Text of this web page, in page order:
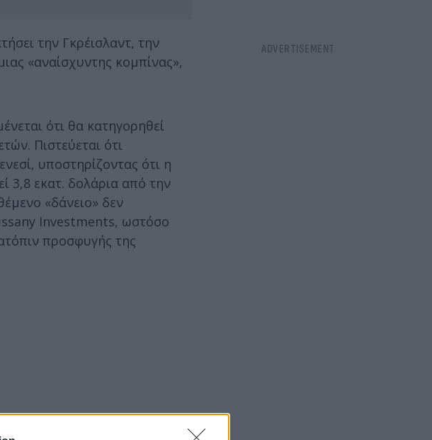
την Γκρέισλαντ, την
«αναίσχυντης κομπίνας»,
ότι θα κατηγορηθεί
Πιστεύεται ότι
υποστηρίζοντας ότι η
3,8 εκατ. δολάρια από την
«δάνειο» δεν
Investments, ωστόσο
προσφυγής της